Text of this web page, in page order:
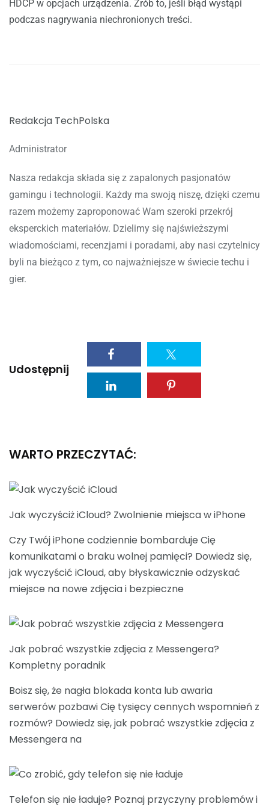
HDCP w opcjach urządzenia. Zrób to, jeśli błąd wystąpi
podczas nagrywania niechronionych treści.
Redakcja TechPolska
Administrator
Nasza redakcja składa się z zapalonych pasjonatów
gamingu i technologii. Każdy ma swoją niszę, dzięki czemu
razem możemy zaproponować Wam szeroki przekrój
eksperckich materiałów. Dzielimy się najświeższymi
wiadomościami, recenzjami i poradami, aby nasi czytelnicy
byli na bieżąco z tym, co najważniejsze w świecie techu i
gier.
Udostępnij
WARTO PRZECZYTAĆ:
Jak wyczyściż iCloud? Zwolnienie miejsca w iPhone
Czy Twój iPhone codziennie bombarduje Cię
komunikatami o braku wolnej pamięci? Dowiedz się,
jak wyczyścić iCloud, aby błyskawicznie odzyskać
miejsce na nowe zdjęcia i bezpieczne
Jak pobrać wszystkie zdjęcia z Messengera?
Kompletny poradnik
Boisz się, że nagła blokada konta lub awaria
serwerów pozbawi Cię tysięcy cennych wspomnień z
rozmów? Dowiedz się, jak pobrać wszystkie zdjęcia z
Messengera na
Telefon się nie ładuje? Poznaj przyczyny problemów i